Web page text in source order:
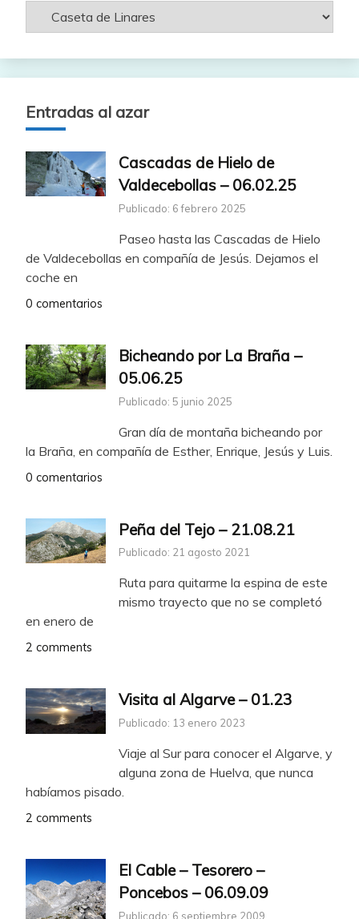
Entradas al azar
Cascadas de Hielo de
Valdecebollas – 06.02.25
Publicado: 6 febrero 2025
Paseo hasta las Cascadas de Hielo
de Valdecebollas en compañía de Jesús. Dejamos el
coche en
0 comentarios
Bicheando por La Braña –
05.06.25
Publicado: 5 junio 2025
Gran día de montaña bicheando por
la Braña, en compañía de Esther, Enrique, Jesús y Luis.
0 comentarios
Peña del Tejo – 21.08.21
Publicado: 21 agosto 2021
Ruta para quitarme la espina de este
mismo trayecto que no se completó
en enero de
2 comments
Visita al Algarve – 01.23
Publicado: 13 enero 2023
Viaje al Sur para conocer el Algarve, y
alguna zona de Huelva, que nunca
habíamos pisado.
2 comments
El Cable – Tesorero –
Poncebos – 06.09.09
Publicado: 6 septiembre 2009